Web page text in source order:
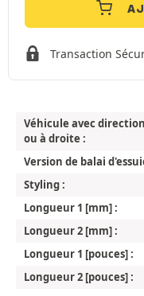
Transaction
Véhicule avec
ou à droite :
Version de balai
Styling :
Longueur 1 [mm] :
Longueur 2 [mm] :
Longueur 1 [pouces] :
Longueur 2 [pouces] :